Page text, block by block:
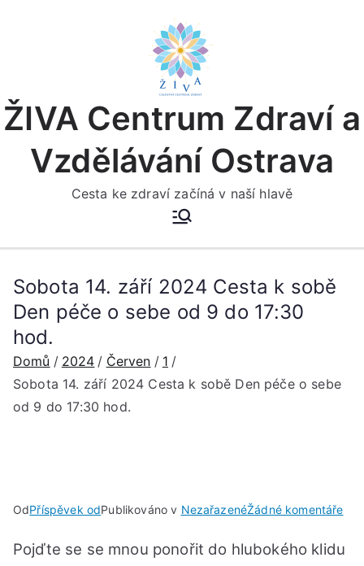
ŽIVA Centrum Zdraví a
Vzdělávání Ostrava
Cesta ke zdraví začíná v naší hlavě
Sobota 14. září 2024 Cesta k sobě
Den péče o sebe od 9 do 17:30
hod.
Domů 2024 Červen
1
Sobota 14. září 2024 Cesta k sobě Den péče o sebe
od 9 do 17:30 hod.
OdPříspěvek odPublikováno v NezařazenéŽádné komentářeu
14.
Pojďte se se mnou ponořit do hlubokého klidu